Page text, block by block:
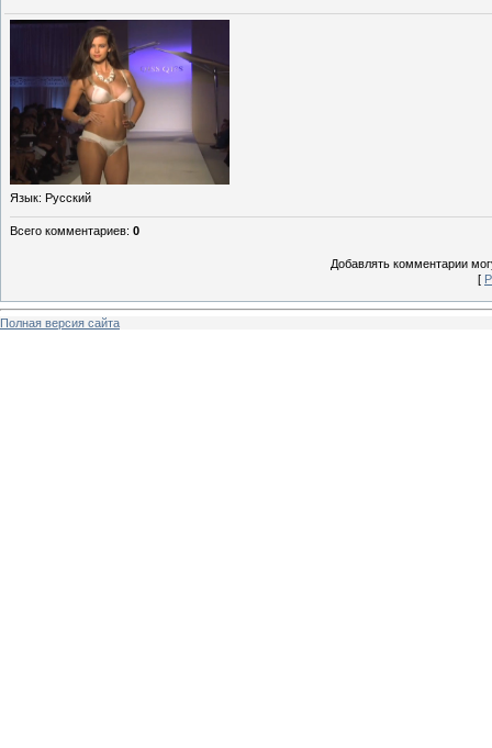
Язык: Русский
Всего комментариев: 0
Добавлять комментарии
[
Полная версия сайта